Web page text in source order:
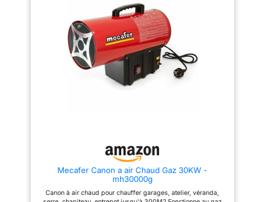
(normes francaises) compris
dans le contenu de la livraison
Idéal pour, par exemple, pour
réchauffer un atelier, un
entrepôt, un garage, une cave
voire une tente de fête, ou
encore effectuer une mise hors-
Mecafer Canon a air Chaud Gaz 30KW -
mh30000g
Canon à air chaud pour chauffer garages, atelier, véranda,